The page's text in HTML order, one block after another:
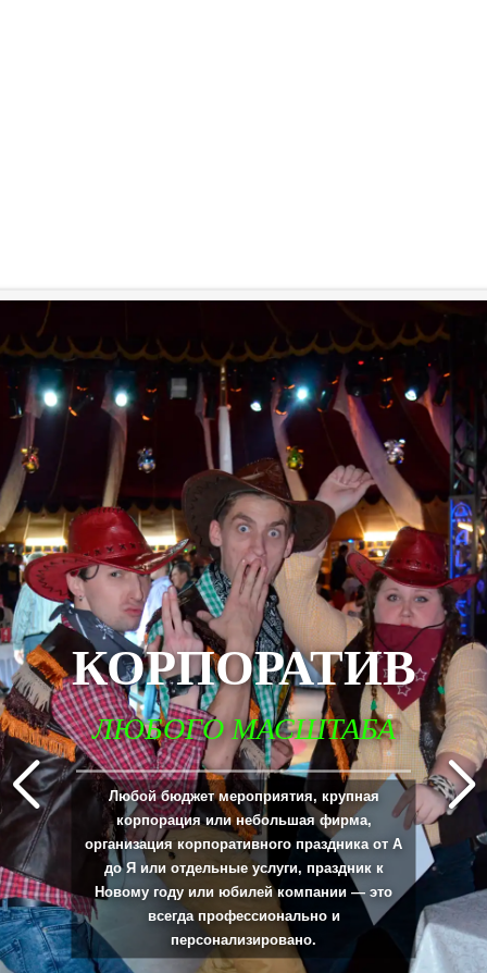
КОРПОРАТИВ
ЛЮБОГО МАСШТАБА
_____________________________________________________________________________
Любой бюджет мероприятия, крупная
корпорация или небольшая фирма,
организация корпоративного праздника от А
до Я или отдельные услуги, праздник к
Новому году или юбилей компании — это
всегда профессионально и
персонализировано.